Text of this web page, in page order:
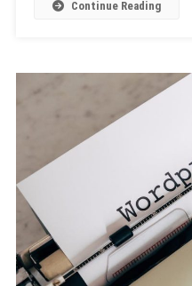
Continue Reading